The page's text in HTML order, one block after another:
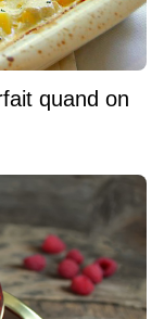
quand on